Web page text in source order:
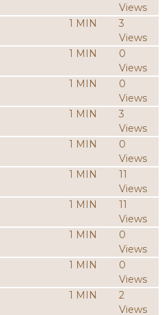
Views
1 MIN
3
Views
1 MIN
0
Views
1 MIN
0
Views
1 MIN
3
Views
1 MIN
0
Views
1 MIN
11
Views
1 MIN
11
Views
1 MIN
0
Views
1 MIN
0
Views
1 MIN
2
Views